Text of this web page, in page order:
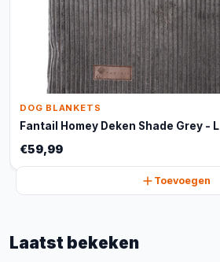
DOG BLANKETS
Fantail Homey Deken Shade Grey - L
€59,99
Toevoegen
Laatst bekeken